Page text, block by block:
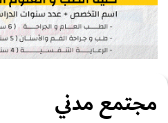
مجتمع مدني